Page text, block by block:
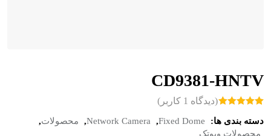
CD9381-HNTV
5.00از 5 در
امتیازدهی
(دیدگاه 1 کاربر)
دسته بندی ها: Fixed Dome
,
Network Camera
, محصولات,
محصولات ویوتک